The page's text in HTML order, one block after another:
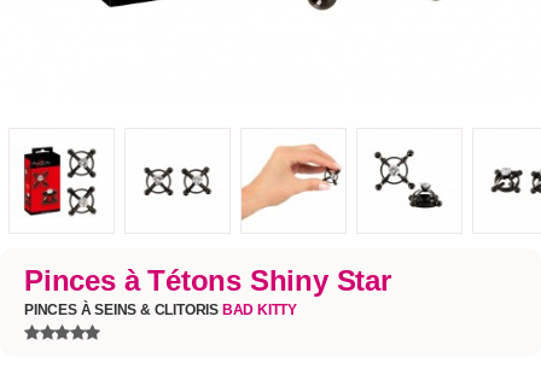
Pinces à Tétons Shiny Star
PINCES À SEINS & CLITORIS BAD KITTY